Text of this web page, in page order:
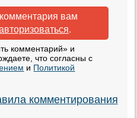
вам
.
комментарий» и
что согласны с
и Политикой
комментирования